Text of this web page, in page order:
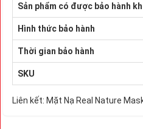
Sản phẩm có được bảo hành
Hình thức bảo hành
Thời gian bảo hành
SKU
Liên kết: Mặt Nạ Real Nature